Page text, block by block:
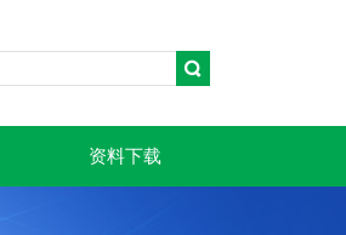
资料下载